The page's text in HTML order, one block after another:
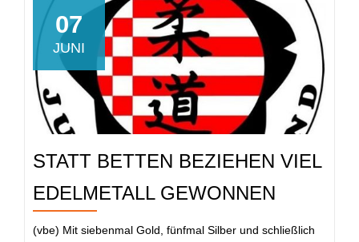
Masters
Bremen:
Im
nächsten
Jahr
wieder
eine
volle
07
JUNI
STATT BETTEN BEZIEHEN VIEL
EDELMETALL GEWONNEN
(vbe) Mit siebenmal Gold, fünfmal Silber und schließlich